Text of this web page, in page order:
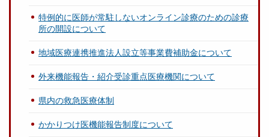
特例的に医師が常駐しないオンライン診療のための診療
所の開設について
地域医療連携推進法人設立等事業費補助金について
外来機能報告・紹介受診重点医療機関について
県内の救急医療体制
かかりつけ医機能報告制度について